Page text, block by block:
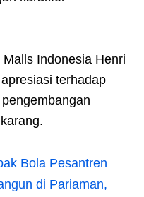
Indonesia Henri
terhadap
Bola Pesantren
di Pariaman,